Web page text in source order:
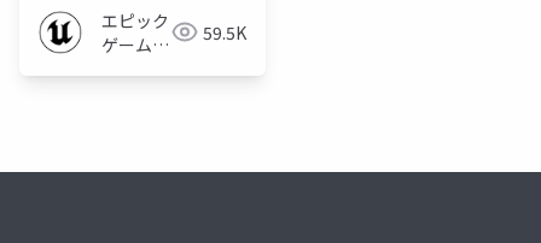
エピック
ゲームズ
59.5K